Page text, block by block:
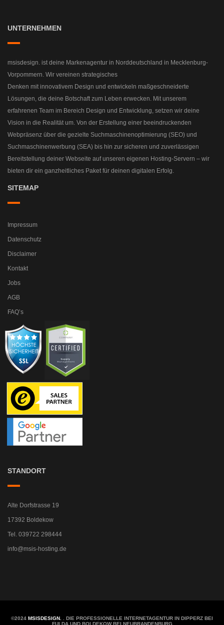
UNTERNEHMEN
msisdesign. ist deine Markenagentur in Norddeutschland in Mecklenburg-
Vorpommern. Wir vereinen strategisches
Denken mit innovativem Design und entwickeln maßgeschneiderte
Lösungen, die deine Botschaft zum Leben erwecken. Mit unserem
erfahrenen Team im Bereich Design und Entwicklung, setzen wir deine
Vision in die Realität um. Von der Erstellung einer beeindruckenden
Webpräsenz über die gezielte Suchmaschinenoptimierung (SEO) und
Suchmaschinenwerbung (SEA) bis hin zur sicheren und zuverlässigen
Bereitstellung deiner Webseite auf unseren eigenen Hosting-Servern – wir
bieten dir ein ganzheitliches Paket für deinen digitalen Erfolg.
SITEMAP
Impressum
Datenschutz
Disclaimer
Kontakt
Jobs
AGB
FAQ’s
STANDORT
Alte Dorfstrasse 19
17392 Boldekow
Tel. 039722 298444
info@msis-hosting.de
©2024 MSISDESIGN.
. DIE PROFESSIONELLE INTERNETAGENTUR IN DIPPERZ BEI
FULDA UND BOLDEKOW BEI NEUBRANDENBURG